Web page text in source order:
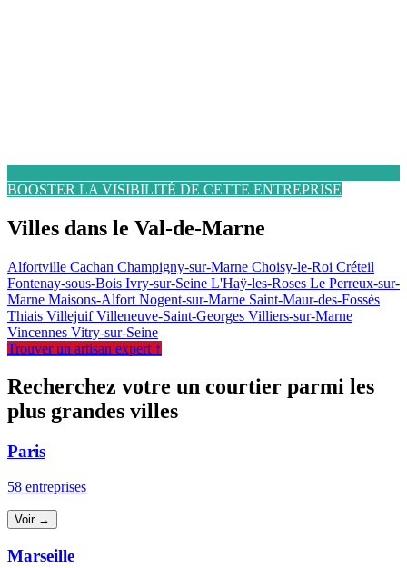
BOOSTER LA VISIBILITÉ DE CETTE ENTREPRISE
Villes dans le Val-de-Marne
Alfortville Cachan Champigny-sur-Marne Choisy-le-Roi Créteil
Fontenay-sous-Bois Ivry-sur-Seine L'Haÿ-les-Roses Le Perreux-sur-
Marne Maisons-Alfort Nogent-sur-Marne Saint-Maur-des-Fossés
Thiais VillejuifVilleneuve-Saint-Georges Villiers-sur-Marne
Vincennes Vitry-sur-Seine
Trouver un artisan expert ↑
Recherchez votre un courtier parmi les
plus grandes villes
Paris
58 entreprises
Voir →
Marseille